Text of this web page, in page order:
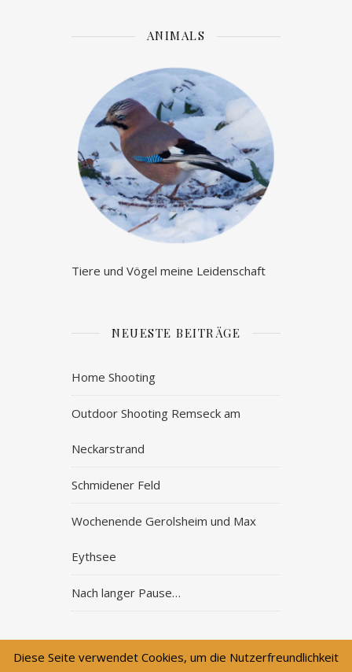
ANIMALS
Tiere und Vögel meine Leidenschaft
NEUESTE BEITRÄGE
Home Shooting
Outdoor Shooting Remseck am
Neckarstrand
Schmidener Feld
Wochenende Gerolsheim und Max
Eythsee
Nach langer Pause…
Diese Seite verwendet Cookies, um die Nutzerfreundlichkeit